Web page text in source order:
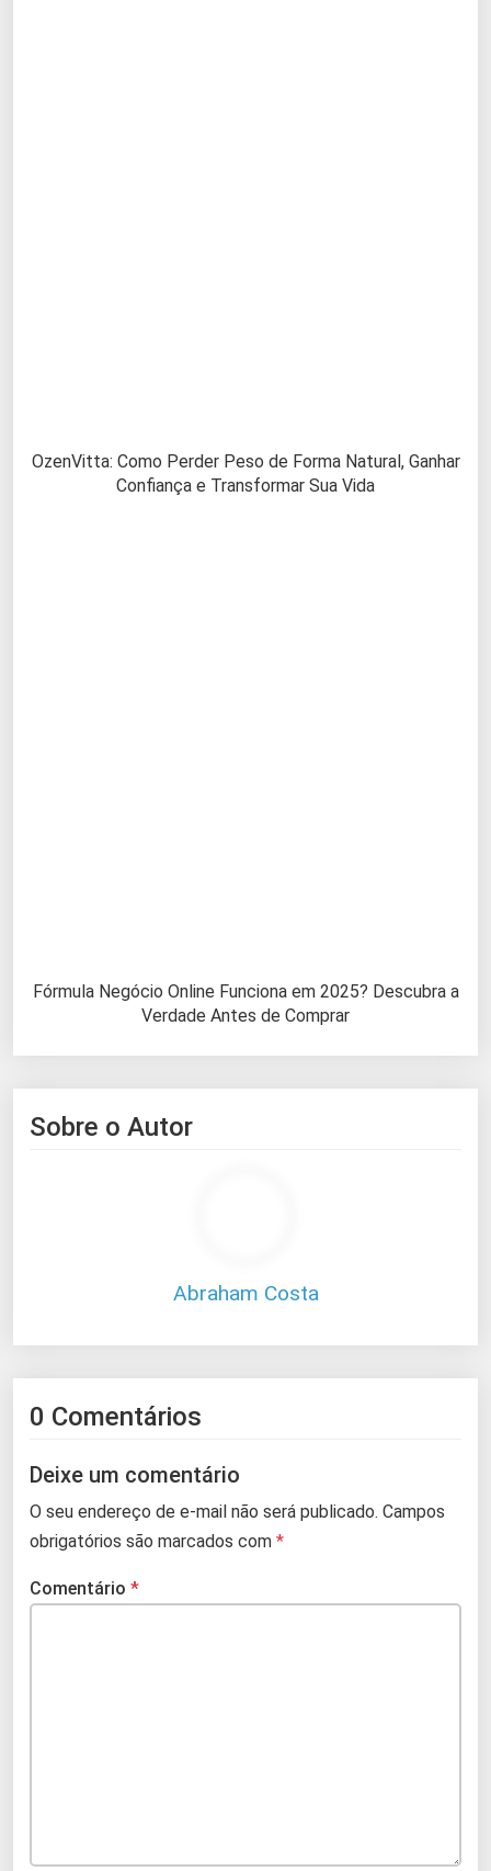
OzenVitta: Como Perder Peso de Forma Natural, Ganhar
Confiança e Transformar Sua Vida
Fórmula Negócio Online Funciona em 2025? Descubra a
Verdade Antes de Comprar
Sobre o Autor
Abraham Costa
0 Comentários
Deixe um comentário
O seu endereço de e-mail não será publicado. Campos
obrigatórios são marcados com *
Comentário *